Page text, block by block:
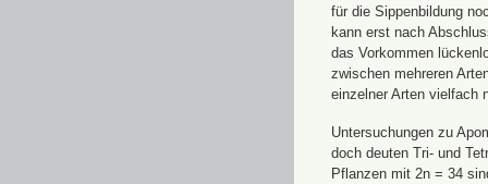
für die Sippenbildung
kann erst nach
das Vorkommen
zwischen mehreren
einzelner Arten vielfach
Untersuchungen zu
doch deuten Tri- und
Pflanzen mit 2n = 34